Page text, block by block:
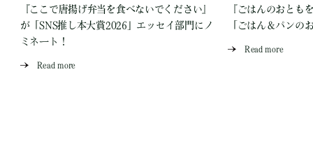
『ここで唐揚げ弁当を食べないでください』
が「SNS推し本大賞2026」エッセイ部門にノ
ミネート！
Read more
『ごはんのおとも
「ごはん＆パンの
Read more